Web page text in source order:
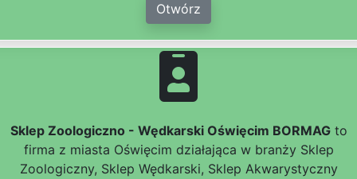
Otwórz
Sklep Zoologiczno - Wędkarski Oświęcim BORMAGto
firma z miasta Oświęcim działająca w branży Sklep
Zoologiczny, Sklep Wędkarski, Sklep Akwarystyczny